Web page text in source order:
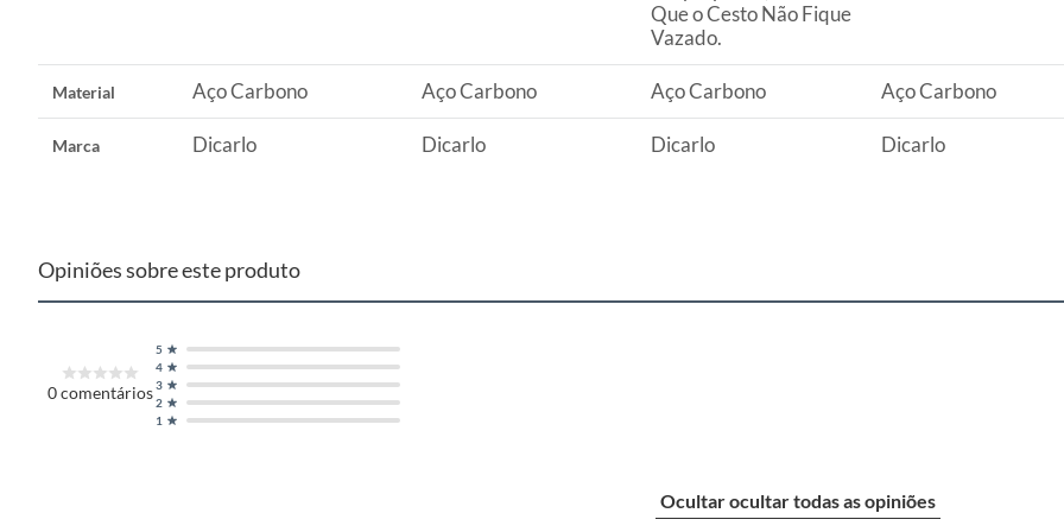
Que o Cesto Não Fique
Vazado.
Material Aço Carbono Aço Carbono Aço Carbono Aço Carbono
Marca Dicarlo Dicarlo Dicarlo Dicarlo
Opiniões sobre este produto
0comentários
1
2
3
4
5
Ocultar ocultar todas as opiniões